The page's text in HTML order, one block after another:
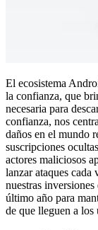
El ecosistema
la confianza, que
necesaria para
confianza, nos
daños en el mundo
suscripciones
actores maliciosos
lanzar ataques cada
nuestras
último año para
de que lleguen a los